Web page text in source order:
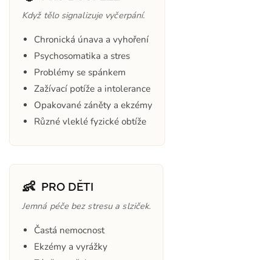
Když tělo signalizuje vyčerpání.
Chronická únava a vyhoření
Psychosomatika a stres
Problémy se spánkem
Zažívací potíže a intolerance
Opakované záněty a ekzémy
Různé vleklé fyzické obtíže
👶 PRO DĚTI
Jemná péče bez stresu a slziček.
Častá nemocnost
Ekzémy a vyrážky